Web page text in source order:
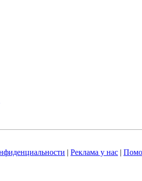
| Реклама у нас |